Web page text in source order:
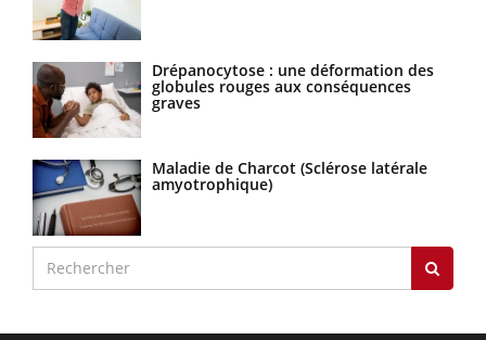
Drépanocytose : une déformation des
globules rouges aux conséquences
graves
Maladie de Charcot (Sclérose latérale
amyotrophique)